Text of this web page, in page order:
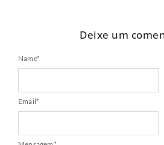
Deixe um
Name*
Email*